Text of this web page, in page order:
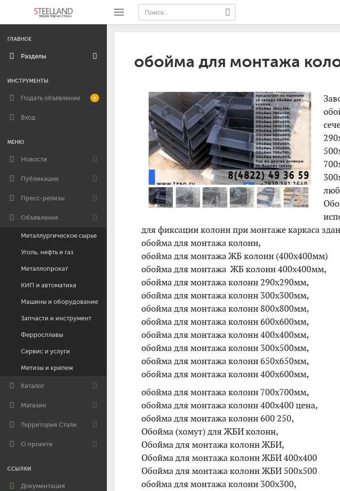
ГЛАВНОЕ
Разделы
ИНСТРУМЕНТЫ
+
Подать объявление
Вход
МЕНЮ
Новости
Публикации
Пресс-релизы
Объявления
Металлургическое сырье
Уголь, нефть и газ
Металлопрокат
КИП и автоматика
Машины и оборудование
Запчасти и инструмент
Ферросплавы
Сервис и услуги
Метизы и крепеж
Каталог
Магазин
Территория Стали
О проекте
ССЫЛКИ
Документация
обойма для монтажа
для фиксации колонн при монтаже каркаса
обойма для монтажа колонн,
обойма для монтажа ЖБ колонн (400х400мм)
обойма для монтажа ЖБ колонн 400х400мм,
обойма для монтажа колонн 290х290мм,
обойма для монтажа колонн 300х300мм,
обойма для монтажа колонн 800х800мм,
обойма для монтажа колонн 600х600мм,
обойма для монтажа колонн 400х400мм,
обойма для монтажа колонн 300х500мм,
обойма для монтажа колонн 650х650мм,
обойма для монтажа колонн 400х600мм,
обойма для монтажа колонн 700х700мм,
обойма для монтажа колонн 400х400 цена,
обойма для монтажа колонн 600 250,
Обойма (хомут) для ЖБИ колонн,
Обойма для монтажа колонн ЖБИ,
Обойма для монтажа колонн ЖБИ 400х400
Обойма для монтажа колонн ЖБИ 500х500
обойма для монтажа колонн 300х300,